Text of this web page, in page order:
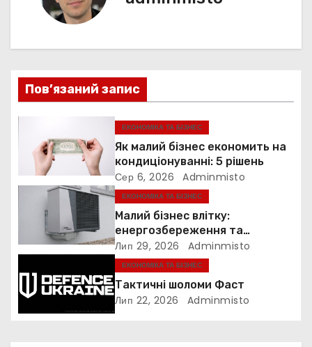
ц
і
я
а
и
с
і
Пов’язаний запис
ЕКОНОМІКА ТА БІЗНЕС
Як малий бізнес економить на
кондиціонуванні: 5 рішень
Сер 6, 2026 Adminmisto
ЕКОНОМІКА ТА БІЗНЕС
Малий бізнес влітку:
енергозбереження та
прибутковість
Лип 29, 2026 Adminmisto
ЕКОНОМІКА ТА БІЗНЕС
Тактичні шоломи Фаст
Лип 22, 2026 Adminmisto